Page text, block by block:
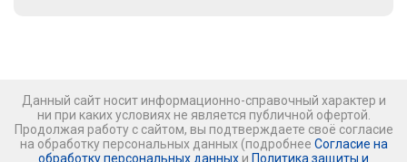
Данный сайт носит информационно-справочный характер и
ни при каких условиях не является публичной офертой.
Продолжая работу с сайтом, вы подтверждаете своё согласие
на обработку персональных данных (подробнее Согласие на
обработку персональных данных и Политика защиты и